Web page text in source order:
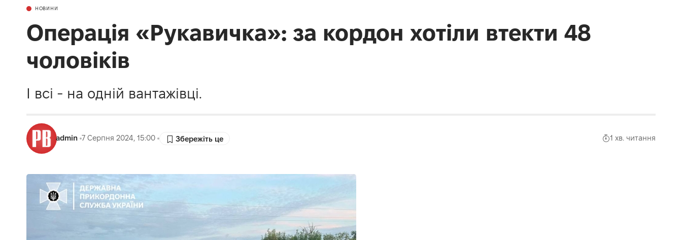
НОВИНИ
Операція «Рукавичка»: за кордон хотіли втекти 48
чоловіків
І всі - на одній вантажівці.
admin 7 Серпня 2024, 15:00 1 хв. читання